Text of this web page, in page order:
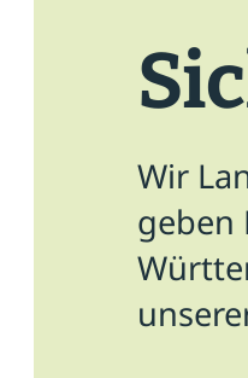
Wir
geben
Verband
Politik
Bildung
Vor Ort
Startseite